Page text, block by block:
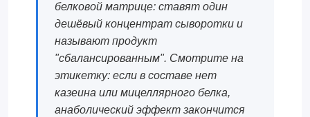
белковой матрице: ставят один
дешёвый концентрат сыворотки и
называют продукт
"сбалансированным". Смотрите на
этикетку: если в составе нет
казеина или мицеллярного белка,
анаболический эффект закончится